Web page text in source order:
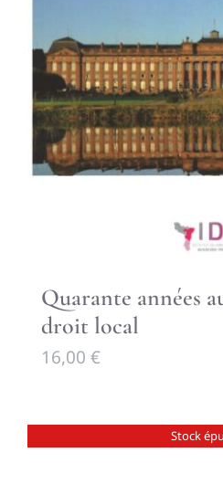
Quarante années
droit local
16,00 €
Stock